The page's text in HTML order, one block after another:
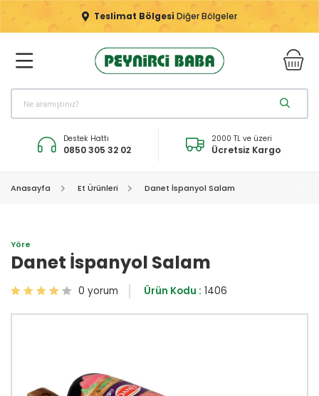
Teslimat Bölgesi Diğer Bölgeler
Destek Hattı
0850 305 32 02
2000 TL ve üzeri
Ücretsiz Kargo
Anasayfa Et Ürünleri Danet İspanyol Salam
Yöre
Danet İspanyol Salam
0 yorum Ürün Kodu : 1406